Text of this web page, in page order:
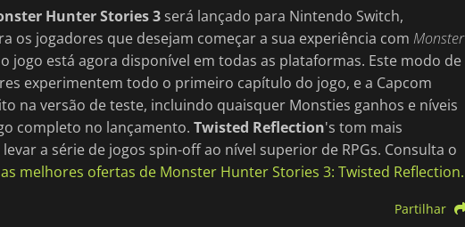
Hunter Stories 3 será lançado para Nintendo Switch,
os jogadores que desejam começar a sua experiência com Monster
jogo está agora disponível em todas as plataformas. Este modo de
experimentem todo o primeiro capítulo do jogo, e a Capcom
na versão de teste, incluindo quaisquer Monsties ganhos e níveis
completo no lançamento. Twisted Reflection's tom mais
a série de jogos spin-off ao nível superior de RPGs. Consulta o
as melhores ofertas de Monster Hunter Stories 3: Twisted Reflection.
Partilhar